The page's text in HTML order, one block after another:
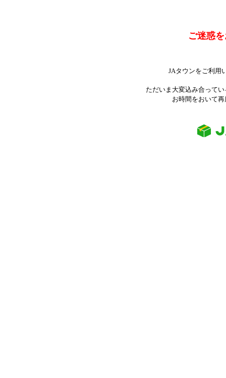
ご迷惑
JAタウンをご利用
ただいま大変込み合って
お時間をおいて